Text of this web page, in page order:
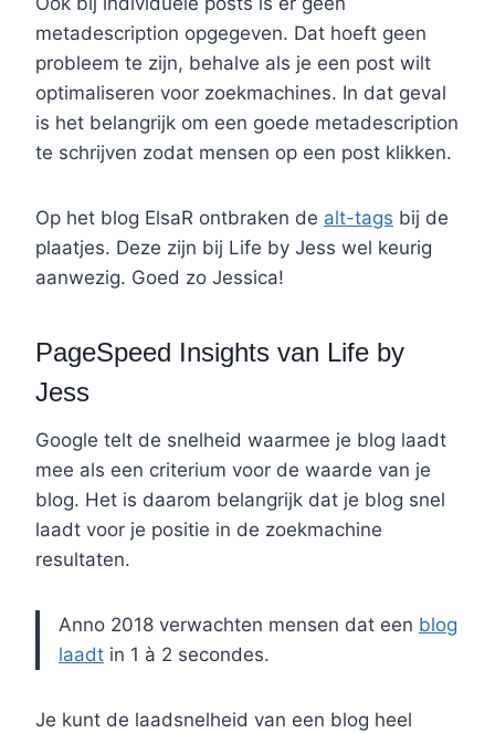
metadescription opgegeven. Dat hoeft geen
probleem te zijn, behalve als je een post wilt
optimaliseren voor zoekmachines. In dat geval
is het belangrijk om een goede metadescription
te schrijven zodat mensen op een post klikken.
Op het blog ElsaR ontbraken de alt-tags bij de
plaatjes. Deze zijn bij Life by Jess wel keurig
aanwezig. Goed zo Jessica!
PageSpeed Insights van Life by
Jess
Google telt de snelheid waarmee je blog laadt
mee als een criterium voor de waarde van je
blog. Het is daarom belangrijk dat je blog snel
laadt voor je positie in de zoekmachine
resultaten.
Anno 2018 verwachten mensen dat een blog
laadt in 1 à 2 secondes.
Je kunt de laadsnelheid van een blog heel